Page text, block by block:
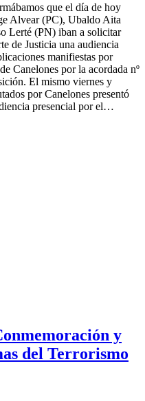
que el día de hoy
Alvear (PC), Ubaldo Aita
Lerté (PN) iban a solicitar
de Justicia una audiencia
manifiestas por
Canelones por la acordada nº
El mismo viernes y
por Canelones presentó
presencial por el…
y
del Terrorismo